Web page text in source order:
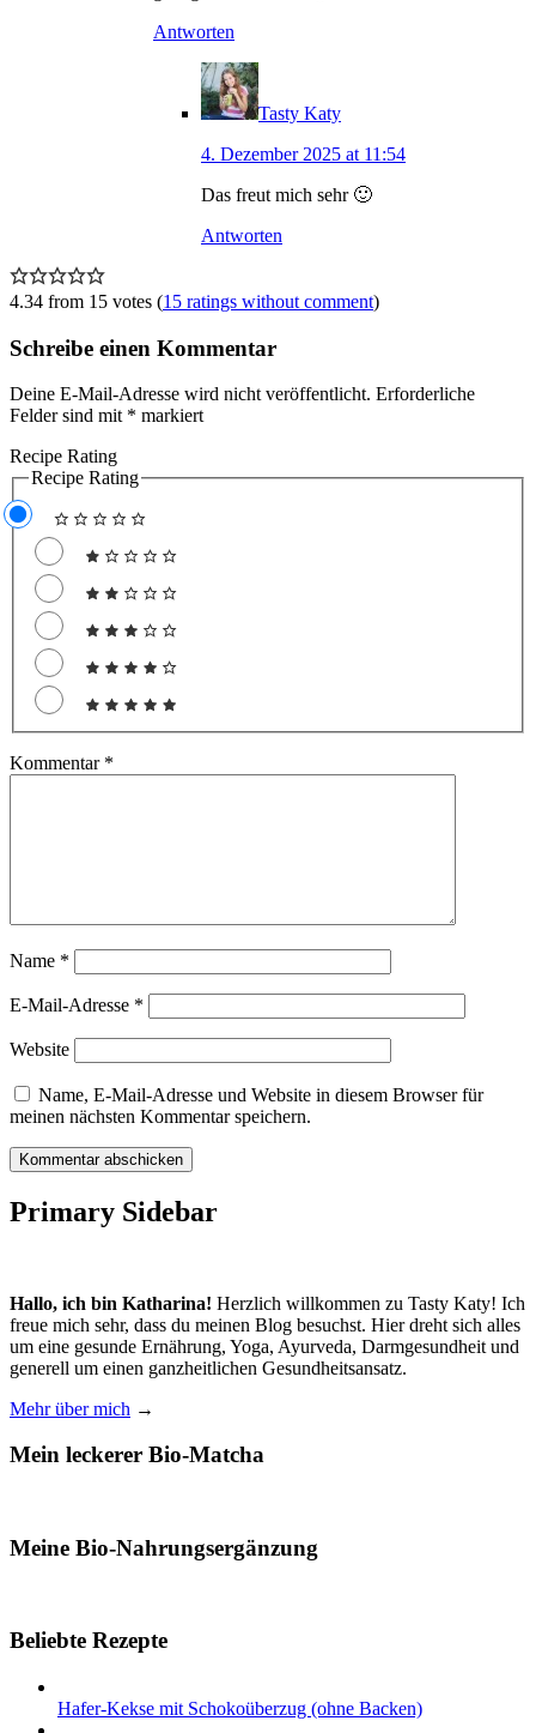
Antworten
Tasty Katy
4. Dezember 2025 at 11:54
Das freut mich sehr 🙂
Antworten
4.34 from 15 votes (15 ratings without comment)
Schreibe einen Kommentar
Deine E-Mail-Adresse wird nicht veröffentlicht. Erforderliche
Felder sind mit * markiert
Recipe Rating
Recipe Rating
Kommentar *
Name *
E-Mail-Adresse *
Website
Name, E-Mail-Adresse und Website in diesem Browser für
meinen nächsten Kommentar speichern.
Primary Sidebar
Hallo, ich bin Katharina! Herzlich willkommen zu Tasty Katy! Ich
freue mich sehr, dass du meinen Blog besuchst. Hier dreht sich alles
um eine gesunde Ernährung, Yoga, Ayurveda, Darmgesundheit und
generell um einen ganzheitlichen Gesundheitsansatz.
Mehr über mich →
Mein leckerer Bio-Matcha
Meine Bio-Nahrungsergänzung
Beliebte Rezepte
Hafer-Kekse mit Schokoüberzug (ohne Backen)